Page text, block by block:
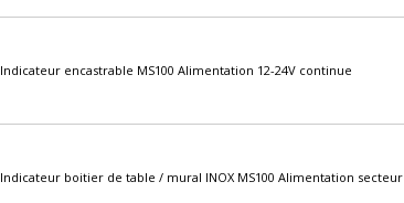
Indicateur encastrable MS100 Alimentation 12-24V continue
Indicateur boitier de table / mural INOX MS100 Alimentation secteur